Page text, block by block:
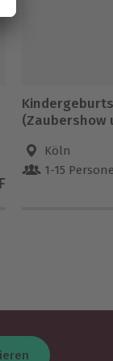
(Zaubershow
Köln
1-15